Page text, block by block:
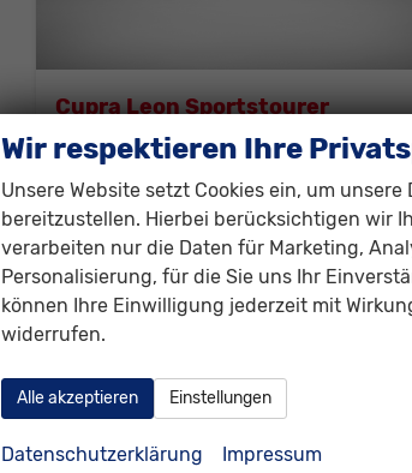
Cupra Leon Sportstourer
unverbindliche Lieferzeit: 6 Wochen Neuwagen
Fahrzeugnr. 312858 Getriebe Schaltgetriebe
Kraftstoff Benzin Außenfarbe Blau, Fjord-Blau
Leistung 110 kW (150 PS)
29.830,– €
incl. 19% MwSt.
Details
CO2-Klasse: E
CO -Emissionen:141,00 g/km
Wir respektieren Ihre
Unsere Website setzt Cookies ein, um unsere
bereitzustellen. Hierbei berücksichtigen wir
verarbeiten nur die Daten für Marketing,
Personalisierung, für die Sie uns Ihr
können Ihre Einwilligung jederzeit mit
widerrufen.
Alle akzeptieren Einstellungen
Datenschutzerklärung Impressum